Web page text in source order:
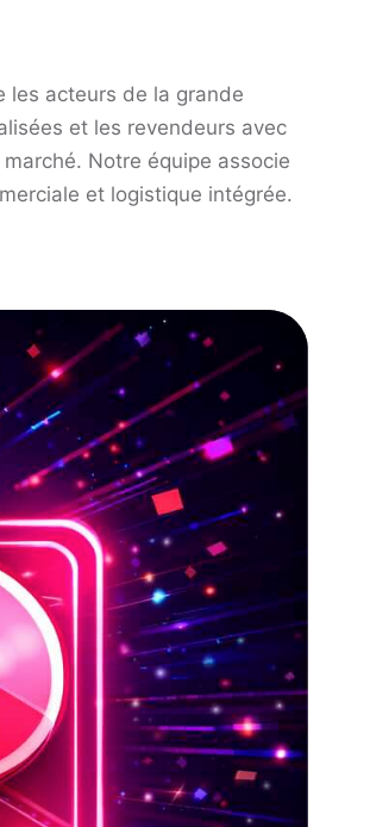
les acteurs de la grande
et les revendeurs avec
Notre équipe associe
et logistique intégrée.